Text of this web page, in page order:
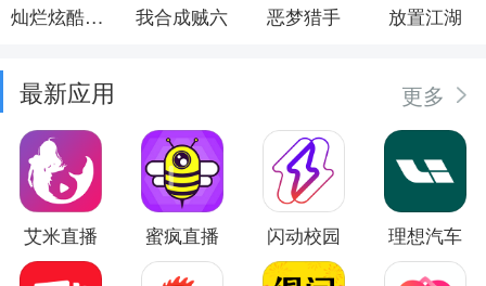
灿烂炫酷模拟器 我合成贼六 恶梦猎手 放置江湖
最新应用 更多
艾米直播 蜜疯直播 闪动校园 理想汽车